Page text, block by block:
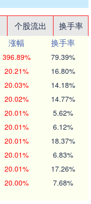
个股流出
换手率
涨幅
换手率
396.89% 79.39%
20.21% 16.80%
20.03% 14.18%
20.02% 14.77%
20.01% 5.62%
20.01% 6.12%
20.01% 18.37%
20.01% 6.83%
20.01% 17.26%
20.00% 7.68%